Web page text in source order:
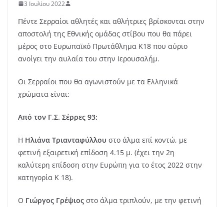
3 Ιουλίου 2022
Πέντε Σερραίοι αθλητές και αθλήτριες βρίσκονται στην
αποστολή της Εθνικής ομάδας στίβου που θα πάρει
μέρος στο Ευρωπαϊκό Πρωτάθλημα Κ18 που αύριο
ανοίγει την αυλαία του στην Ιερουσαλήμ.
Οι Σερραίοι που θα αγωνιστούν με τα Ελληνικά
χρώματα είναι:
Aπό τον Γ.Σ. Σέρρες 93:
Η Ηλιάνα Τριανταφύλλου στο άλμα επί κοντώ, με
φετινή εξαιρετική επίδοση 4.15 μ. (έχει την 2η
καλύτερη επίδοση στην Ευρώπη για το έτος 2022 στην
κατηγορία Κ 18).
Ο Γιώργος Γρέψιος στο άλμα τριπλούν, με την φετινή